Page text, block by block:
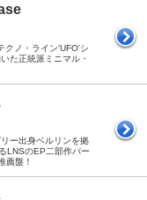
クノ・ライン'UFO'シ
た正統派ミニマル・
ー出身ベルリンを拠
LNSのEP二部作パー
薦盤！